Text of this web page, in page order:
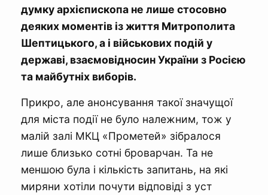
думку архієпископа не лише стосовно
деяких моментів із життя Митрополита
Шептицького, а і військових подій у
державі, взаємовідносин України з Росією
та майбутніх виборів.
Прикро, але анонсування такої значущої
для міста події не було належним, тож у
малій залі МКЦ «Прометей» зібралося
лише близько сотні броварчан. Та не
меншою була і кількість запитань, на які
миряни хотіли почути відповіді з уст